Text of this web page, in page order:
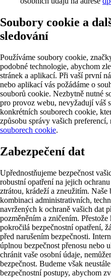
Soubory cookie a
sledování
Používáme soubory cookie,
podobné technologie, abychom
stránek a aplikací. Při vaší první
nebo aplikací vás požádáme o
souborů cookie. Nezbytně nutné
pro provoz webu, nevyžadují váš
konkrétních souborech cookie,
způsobu správy vašich preferencí,
souborech cookie.
Zabezpečení dat
Upřednostňujeme bezpečnost
robustní opatření na jejich
ztrátou, krádeží a zneužitím. Naše
kombinaci administrativních,
navržených k ochraně vašich dat
pozměněním a zničením.
pokročilá bezpečnostní opatření,
před narušením bezpečnosti.
úplnou bezpečnost přenosu nebo
chránit vaše osobní údaje,
bezpečnost. Budeme však
bezpečnostní postupy, abychom